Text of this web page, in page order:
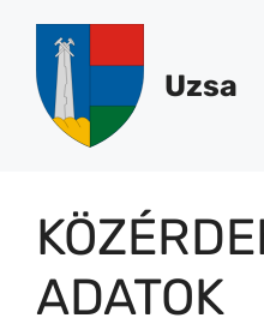
tartalomba
Uzsa
ADATOK